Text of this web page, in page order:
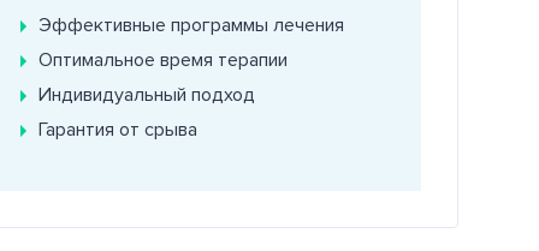
Эффективные программы лечения
Оптимальное время терапии
Индивидуальный подход
Гарантия от срыва